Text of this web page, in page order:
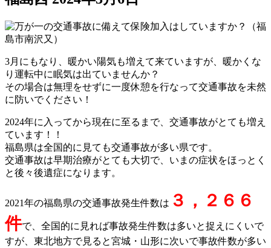
3月にもなり、暖かい陽気も増えて来ていますが、暖かくな
り運転中に眠気は出ていませんか？
その場合は無理をせずに一度休憩を行なって交通事故を未然
に防いでください！
2024年に入ってから現在に至るまで、交通事故がとても増え
ています！！
福島県は全国的に見ても交通事故が多い県です。
交通事故は早期治療がとても大切で、いまの症状をほっとく
と後々後遺症になります。
2021年の福島県の交通事故発生件数は ３，２６６
件で、全国的に見れば事故発生件数は多いと捉えにくいで
すが、東北地方で見ると宮城・山形に次いで事故件数が多い